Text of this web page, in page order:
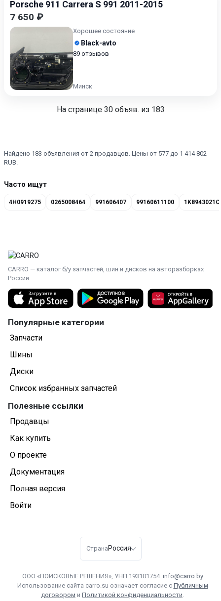
Porsche 911 Carrera S 991 2011-2015
7 650 ₽
Хорошее состояние
Black-avto
89 отзывов
Минск
На странице 30объяв. из 183
Найдено 183 объявления от 2 продавцов. Цены от 577 до 1 414 802
RUB.
Часто ищут
4H0919275 0265008464 991606407 99160611100 1K8943021C
CARRO — каталог б/у запчастей, шин и дисков на авторазборках
России.
Популярные категории
Запчасти
Шины
Диски
Список избранных запчастей
Полезные ссылки
Продавцы
Как купить
О проекте
Документация
Полная версия
Войти
Страна Россия
ООО «ПОИСКОВЫЕ РЕШЕНИЯ», УНП 193101754. info@carro.by
Использование сайта carro.su означает согласие с Публичным
договором и Политикой конфиденциальности